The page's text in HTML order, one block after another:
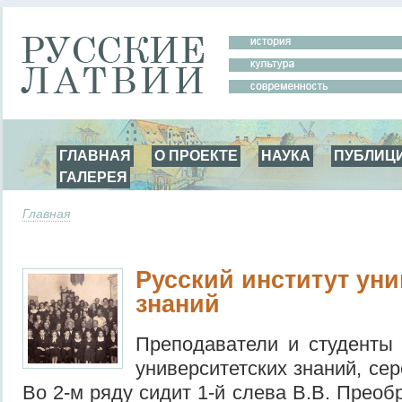
ГЛАВНАЯ О ПРОЕКТЕ НАУКА
ГАЛЕРЕЯ
Главная
Русский институт
знаний
Преподаватели и студенты
университетских знаний,
Во 2-м ряду сидит 1-й слева В.В.